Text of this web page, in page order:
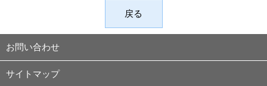
戻る
お問い合わせ
サイトマップ